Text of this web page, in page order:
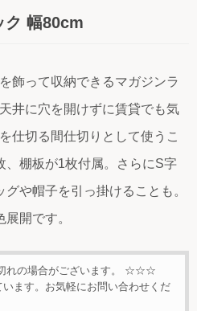
ク 幅80cm
飾って収納できるマガジンラ
井に穴を開けずに賃貸でも気
仕切る間仕切りとして使うこ
、棚板が1枚付属。さらにS字
や帽子を引っ掛けることも。
開です。
れの場合がございます。 ☆☆☆
ます。お気軽にお問い合わせくだ